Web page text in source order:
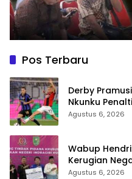
Pos Terbaru
Derby
Nkunku
Agustus 6, 2026
Wabup
Kerugian
Korupsi BPR
Agustus 6, 2026